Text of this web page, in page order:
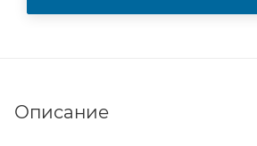
Описание